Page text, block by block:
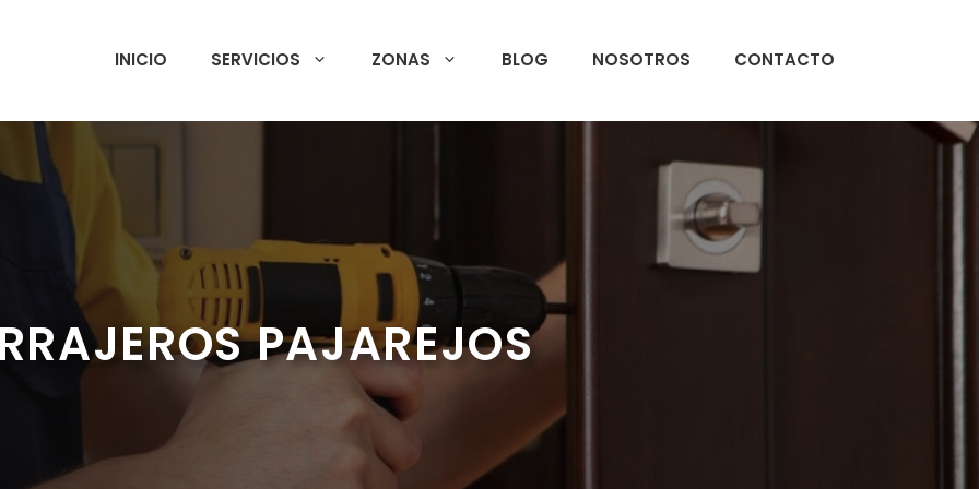
INICIO SERVICIOS ZONAS BLOG NOSOTROS CONTACTO
PAJAREJOS